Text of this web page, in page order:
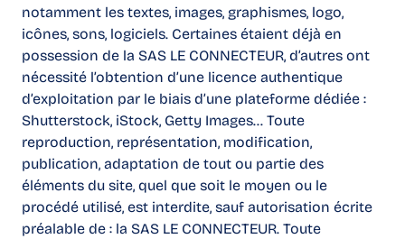
notamment les textes, images, graphismes, logo,
icônes, sons, logiciels. Certaines étaient déjà en
possession de la SAS LE CONNECTEUR, d’autres ont
nécessité l’obtention d’une licence authentique
d’exploitation par le biais d’une plateforme dédiée :
Shutterstock, iStock, Getty Images… Toute
reproduction, représentation, modification,
publication, adaptation de tout ou partie des
éléments du site, quel que soit le moyen ou le
procédé utilisé, est interdite, sauf autorisation écrite
préalable de : la SAS LE CONNECTEUR. Toute